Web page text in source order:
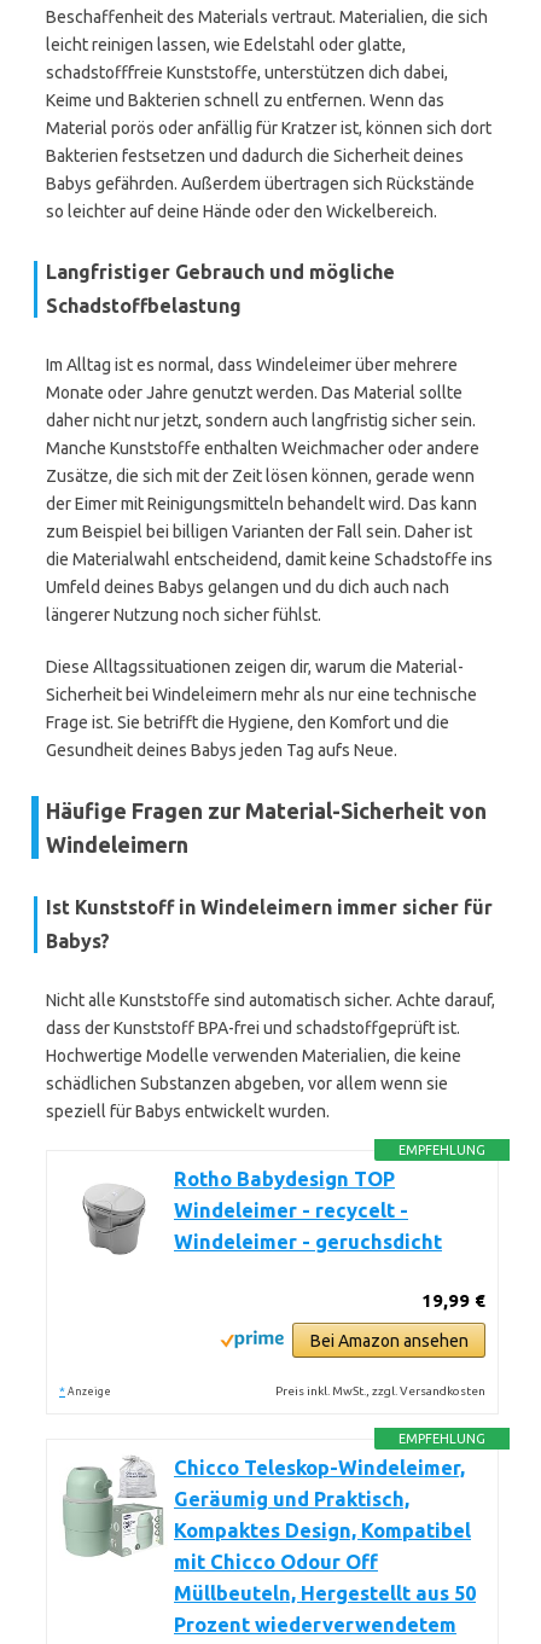
Beschaffenheit des Materials vertraut. Materialien, die sich
leicht reinigen lassen, wie Edelstahl oder glatte,
schadstofffreie Kunststoffe, unterstützen dich dabei,
Keime und Bakterien schnell zu entfernen. Wenn das
Material porös oder anfällig für Kratzer ist, können sich dort
Bakterien festsetzen und dadurch die Sicherheit deines
Babys gefährden. Außerdem übertragen sich Rückstände
so leichter auf deine Hände oder den Wickelbereich.
Langfristiger Gebrauch und mögliche
Schadstoffbelastung
Im Alltag ist es normal, dass Windeleimer über mehrere
Monate oder Jahre genutzt werden. Das Material sollte
daher nicht nur jetzt, sondern auch langfristig sicher sein.
Manche Kunststoffe enthalten Weichmacher oder andere
Zusätze, die sich mit der Zeit lösen können, gerade wenn
der Eimer mit Reinigungsmitteln behandelt wird. Das kann
zum Beispiel bei billigen Varianten der Fall sein. Daher ist
die Materialwahl entscheidend, damit keine Schadstoffe ins
Umfeld deines Babys gelangen und du dich auch nach
längerer Nutzung noch sicher fühlst.
Diese Alltagssituationen zeigen dir, warum die Material-
Sicherheit bei Windeleimern mehr als nur eine technische
Frage ist. Sie betrifft die Hygiene, den Komfort und die
Gesundheit deines Babys jeden Tag aufs Neue.
Häufige Fragen zur Material-Sicherheit von
Windeleimern
Ist Kunststoff in Windeleimern immer sicher für
Babys?
Nicht alle Kunststoffe sind automatisch sicher. Achte darauf,
dass der Kunststoff BPA-frei und schadstoffgeprüft ist.
Hochwertige Modelle verwenden Materialien, die keine
schädlichen Substanzen abgeben, vor allem wenn sie
speziell für Babys entwickelt wurden.
EMPFEHLUNG
Rotho Babydesign TOP
Windeleimer - recycelt -
Windeleimer - geruchsdicht
19,99 €
Bei Amazon ansehen
* Anzeige Preis inkl. MwSt., zzgl. Versandkosten
EMPFEHLUNG
Chicco Teleskop-Windeleimer,
Geräumig und Praktisch,
Kompaktes Design, Kompatibel
mit Chicco Odour Off
Müllbeuteln, Hergestellt aus 50
Prozent wiederverwendetem